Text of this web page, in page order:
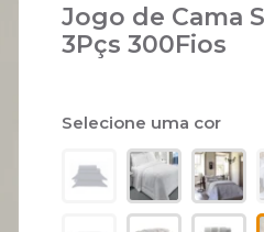
Jogo de Cama
3Pçs 300Fios